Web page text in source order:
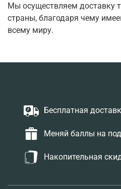
Мы осуществляем доставку
страны, благодаря чему
всему миру.
Бесплатная
Меняй баллы на
Накопительная